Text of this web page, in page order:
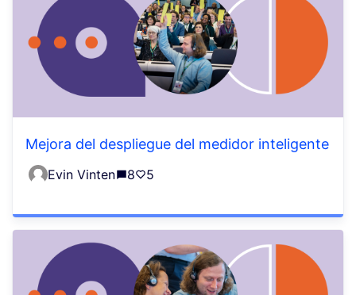
Mejora del despliegue del medidor inteligente
Evin Vinten 8 5